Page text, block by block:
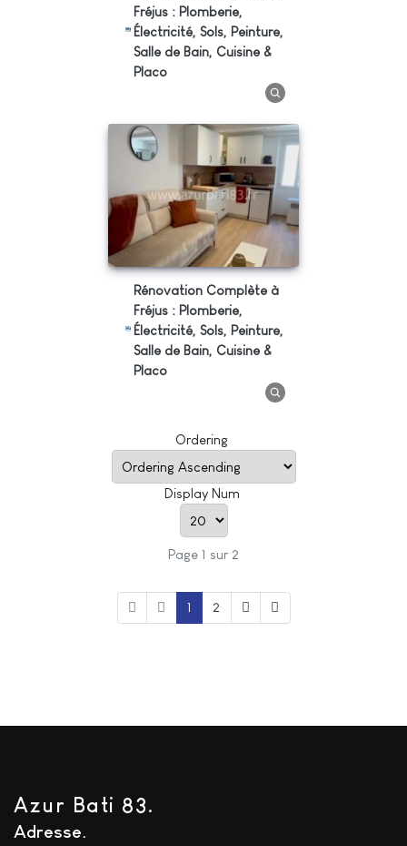
Fréjus : Plomberie,
Électricité, Sols, Peinture,
Salle de Bain, Cuisine &
Placo
Rénovation Complète à
Fréjus : Plomberie,
Électricité, Sols, Peinture,
Salle de Bain, Cuisine &
Placo
Ordering
Display Num
Page 1 sur 2
1 2
Azur Bati 83.
Adresse